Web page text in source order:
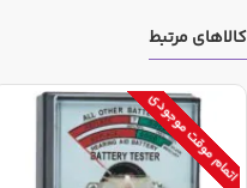
کالاهای مرتبط
اتمام موقت موجودی